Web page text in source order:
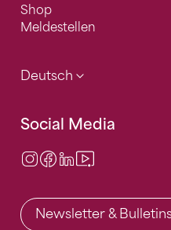
Shop
Meldestellen
Deutsch
Social Media
Instagram
Facebook
LinkedIn
Newsletter &